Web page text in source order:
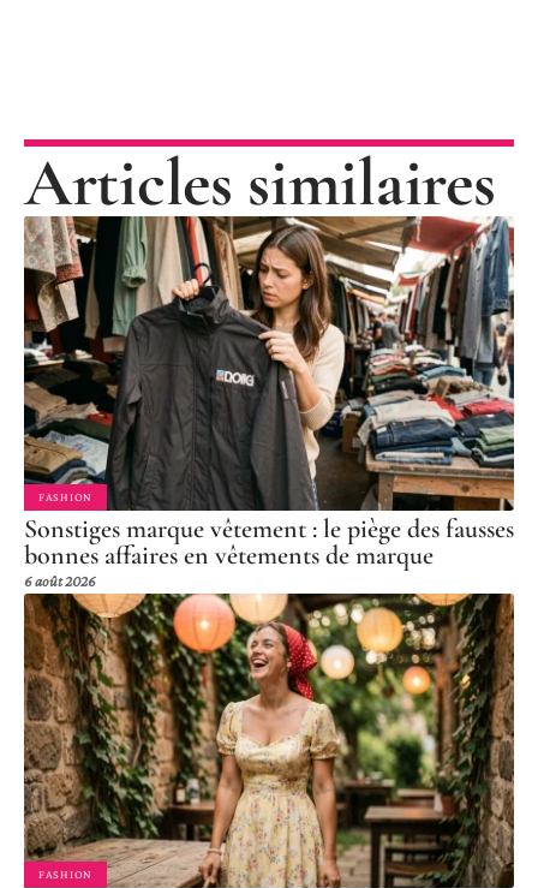
Articles similaires
FASHION
Sonstiges marque vêtement : le piège des fausses
bonnes affaires en vêtements de marque
6 août 2026
FASHION